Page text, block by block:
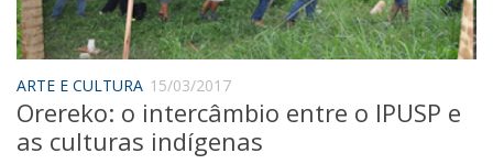
Sobre o Portal
ARTE E CULTURA 15/03/2017
Orereko: o intercâmbio entre o IPUSP e
as culturas indígenas